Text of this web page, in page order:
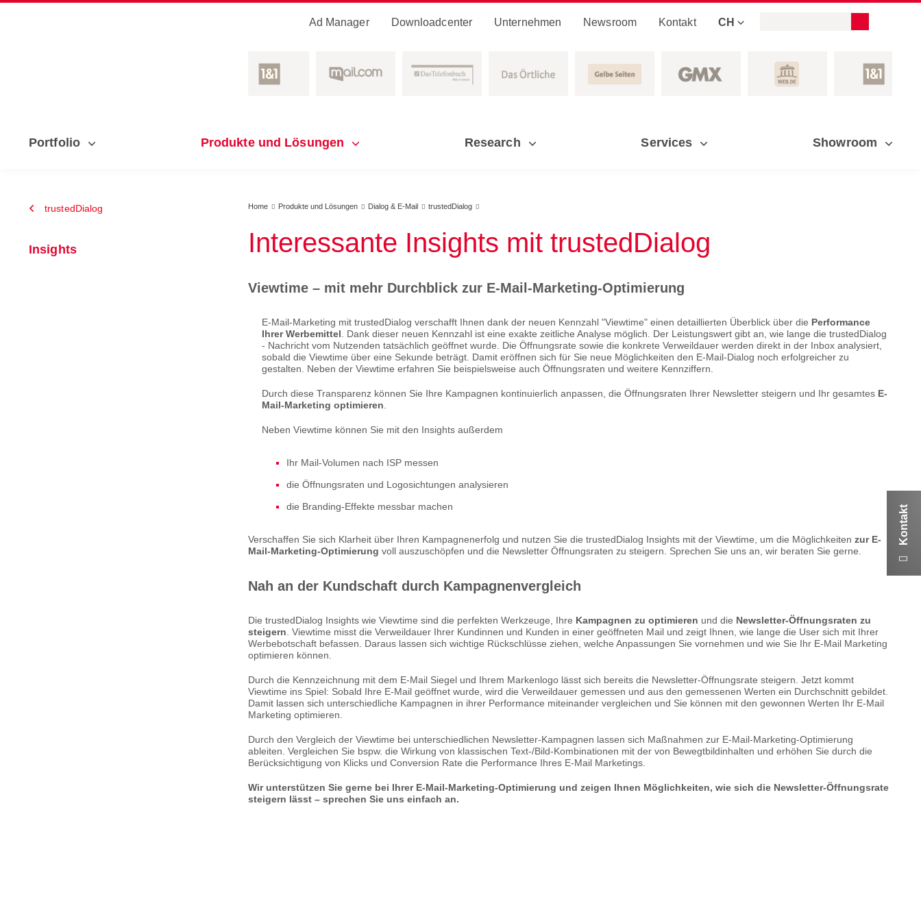
Ad Manager Downloadcenter Unternehmen Newsroom Kontakt CH
Portfolio Produkte und Lösungen Research Services Showroom
trustedDialog
Insights
Home  Produkte und Lösungen  Dialog & E-Mail  trustedDialog 
Interessante Insights mit trustedDialog
Viewtime – mit mehr Durchblick zur E-Mail-Marketing-Optimierung
E-Mail-Marketing mit trustedDialog verschafft Ihnen dank der neuen Kennzahl "Viewtime" einen detaillierten Überblick über die Performance
Ihrer Werbemittel . Dank dieser neuen Kennzahl ist eine exakte zeitliche Analyse möglich. Der Leistungswert gibt an, wie lange die trustedDialog
- Nachricht vom Nutzenden tatsächlich geöffnet wurde. Die Öffnungsrate sowie die konkrete Verweildauer werden direkt in der Inbox analysiert,
sobald die Viewtime über eine Sekunde beträgt. Damit eröffnen sich für Sie neue Möglichkeiten den E-Mail-Dialog noch erfolgreicher zu
gestalten. Neben der Viewtime erfahren Sie beispielsweise auch Öffnungsraten und weitere Kennziffern.
Durch diese Transparenz können Sie Ihre Kampagnen kontinuierlich anpassen, die Öffnungsraten Ihrer Newsletter steigern und Ihr gesamtes E-
Mail-Marketing optimieren
Neben Viewtime können Sie mit den Insights außerdem
Ihr Mail-Volumen nach ISP messen
die Öffnungsraten und Logosichtungen analysieren
die Branding-Effekte messbar machen
Verschaffen Sie sich Klarheit über Ihren Kampagnenerfolg und nutzen Sie die trustedDialog Insights mit der Viewtime, um die Möglichkeiten zur E-
Mail-Marketing-Optimierung voll auszuschöpfen und die Newsletter Öffnungsraten zu steigern. Sprechen Sie uns an, wir beraten Sie gerne.
Nah an der Kundschaft durch Kampagnenvergleich
Die trustedDialog Insights wie Viewtime sind die perfekten Werkzeuge, Ihre Kampagnen zu optimieren und die Newsletter-Öffnungsraten zu
steigern . Viewtime misst die Verweildauer Ihrer Kundinnen und Kunden in einer geöffneten Mail und zeigt Ihnen, wie lange die User sich mit Ihrer
Werbebotschaft befassen. Daraus lassen sich wichtige Rückschlüsse ziehen, welche Anpassungen Sie vornehmen und wie Sie Ihr E-Mail Marketing
optimieren können.
Durch die Kennzeichnung mit dem E-Mail Siegel und Ihrem Markenlogo lässt sich bereits die Newsletter-Öffnungsrate steigern. Jetzt kommt
Viewtime ins Spiel: Sobald Ihre E-Mail geöffnet wurde, wird die Verweildauer gemessen und aus den gemessenen Werten ein Durchschnitt gebildet.
Damit lassen sich unterschiedliche Kampagnen in ihrer Performance miteinander vergleichen und Sie können mit den gewonnen Werten Ihr E-Mail
Marketing optimieren.
Durch den Vergleich der Viewtime bei unterschiedlichen Newsletter-Kampagnen lassen sich Maßnahmen zur E-Mail-Marketing-Optimierung
ableiten. Vergleichen Sie bspw. die Wirkung von klassischen Text-/Bild-Kombinationen mit der von Bewegtbildinhalten und erhöhen Sie durch die
Berücksichtigung von Klicks und Conversion Rate die Performance Ihres E-Mail Marketings.
Wir unterstützen Sie gerne bei Ihrer E-Mail-Marketing-Optimierung und zeigen Ihnen Möglichkeiten, wie sich die Newsletter-Öffnungsrate
steigern lässt – sprechen Sie uns einfach an.

Kontakt